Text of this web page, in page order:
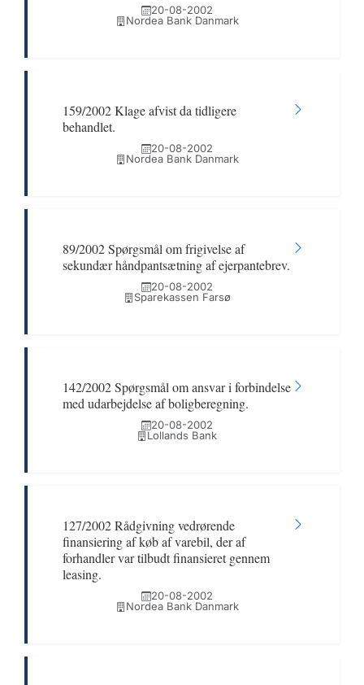
20-08-2002
Nordea Bank Danmark
159/2002 Klage afvist da tidligere
behandlet.
20-08-2002
Nordea Bank Danmark
89/2002 Spørgsmål om frigivelse af
sekundær håndpantsætning af ejerpantebrev.
20-08-2002
Sparekassen Farsø
142/2002 Spørgsmål om ansvar i forbindelse
med udarbejdelse af boligberegning.
20-08-2002
Lollands Bank
127/2002 Rådgivning vedrørende
finansiering af køb af varebil, der af
forhandler var tilbudt finansieret gennem
leasing.
20-08-2002
Nordea Bank Danmark